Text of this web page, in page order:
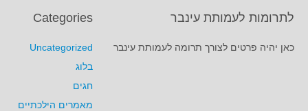
לתרומות לעמותת עינבר
כאן יהיה פרטים לצורך תרומה לעמותת עינבר
Categories
Uncategorized
בלוג
חגים
מאמרים הילכתיים